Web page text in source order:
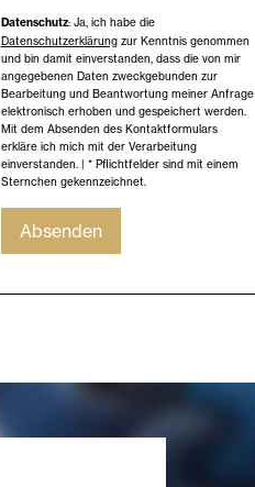
Datenschutz: Ja, ich habe die
Datenschutzerklärungzur Kenntnis genommen
und bin damit einverstanden, dass die von mir
angegebenen Daten zweckgebunden zur
Bearbeitung und Beantwortung meiner Anfrage
elektronisch erhoben und gespeichert werden.
Mit dem Absenden des Kontaktformulars
erkläre ich mich mit der Verarbeitung
einverstanden. | * Pflichtfelder sind mit einem
Sternchen gekennzeichnet.
Absenden